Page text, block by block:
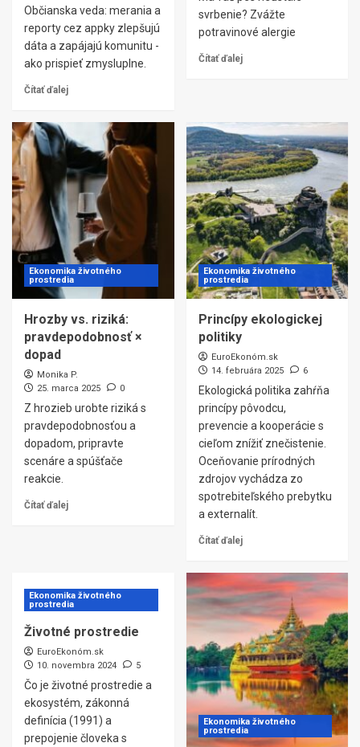
Občianska veda: merania a
reporty cez appky zlepšujú
dáta a zapájajú komunitu -
ako prispieť zmysluplne.
Čítať ďalej
svrbenie? Zvážte
potravinové alergie
Čítať ďalej
Ekonomika životného
prostredia
Hrozby vs. riziká:
pravdepodobnosť ×
dopad
Monika P.
25. marca 2025
0
Z hrozieb urobte riziká s
pravdepodobnosťou a
dopadom, pripravte
scenáre a spúšťače
reakcie.
Čítať ďalej
Ekonomika životného
prostredia
Princípy ekologickej
politiky
EuroEkonóm.sk
14. februára 2025
6
Ekologická politika zahŕňa
princípy pôvodcu,
prevencie a kooperácie s
cieľom znížiť znečistenie.
Oceňovanie prírodných
zdrojov vychádza zo
spotrebiteľského prebytku
a externalít.
Čítať ďalej
Ekonomika životného
prostredia
Životné prostredie
EuroEkonóm.sk
10. novembra 2024
5
Čo je životné prostredie a
ekosystém, zákonná
definícia (1991) a
prepojenie človeka s
Ekonomika životného
prostredia